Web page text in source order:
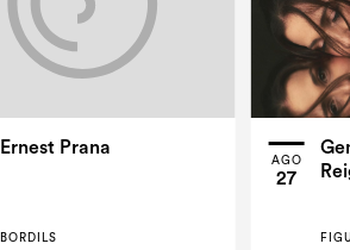
Ernest Prana
BORDILS
AGO
27